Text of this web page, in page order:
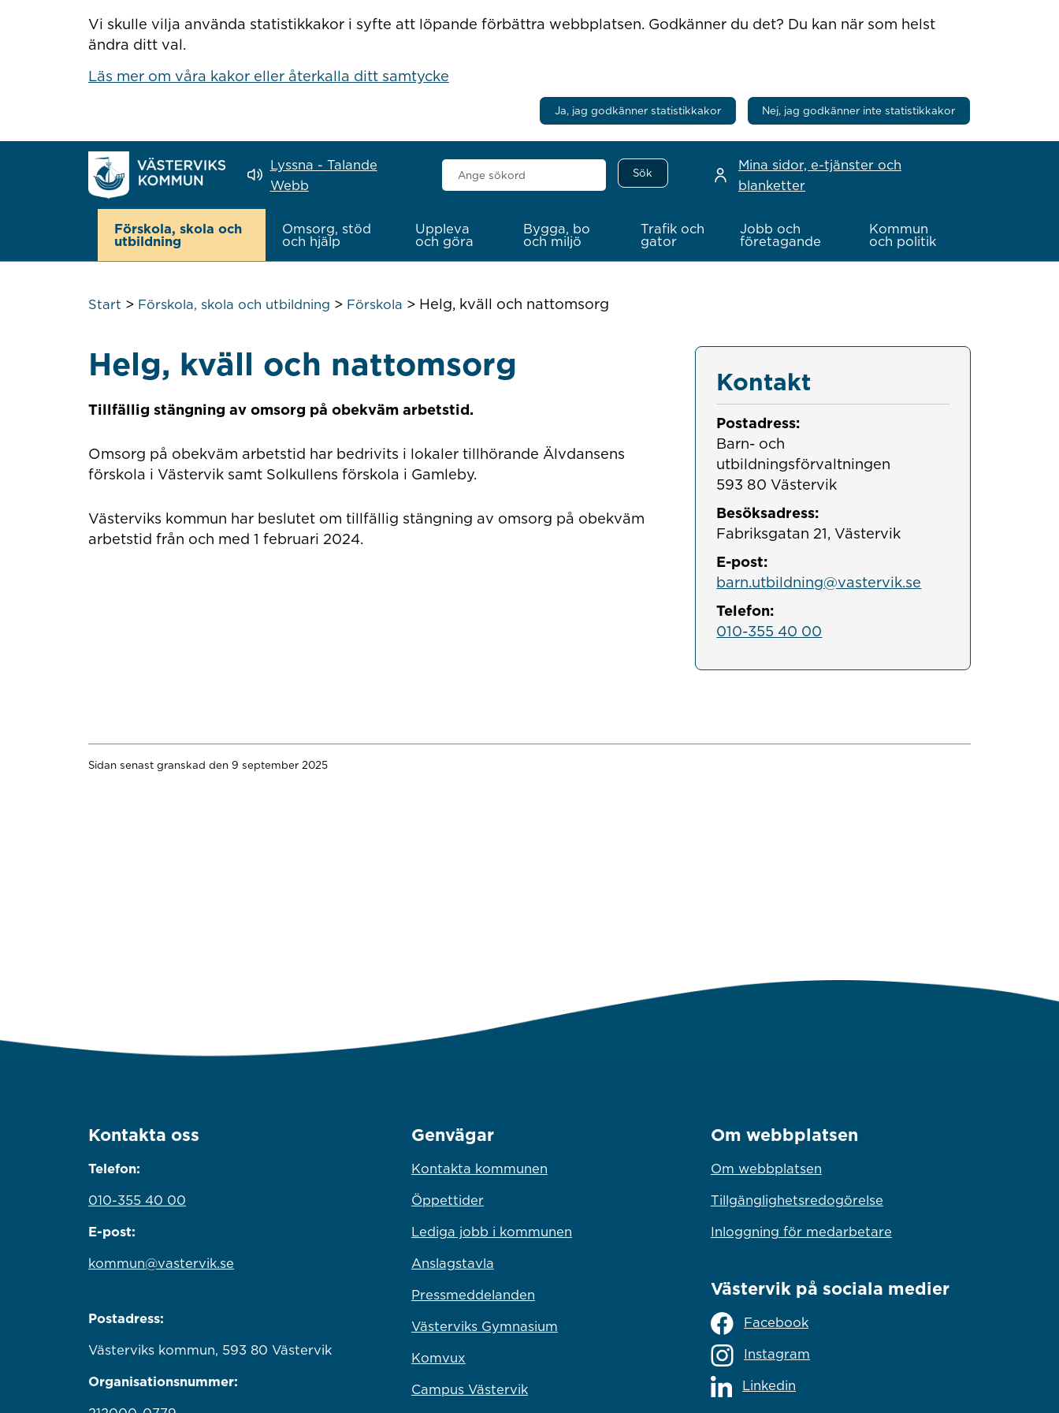
Vi skulle vilja använda statistikkakor i syfte att löpande förbättra webbplatsen. Godkänner du det? Du kan när som helst
ändra ditt val.
Läs mer om våra kakor eller återkalla ditt samtycke
Ja, jag godkänner statistikkakor Nej, jag godkänner inte statistikkakor
Lyssna - Talande
Webb
Sök
här
Mina sidor, e-tjänster och
blanketter
Förskola, skola och
utbildning
Omsorg, stöd
och hjälp
Uppleva
och göra
Bygga, bo
och miljö
Trafik och
gator
Jobb och
företagande
Kommun
och politik
Start > Förskola, skola och utbildning > Förskola > Helg, kväll och nattomsorg
Helg, kväll och nattomsorg
Tillfällig stängning av omsorg på obekväm arbetstid.
Omsorg på obekväm arbetstid har bedrivits i lokaler tillhörande Älvdansens
förskola i Västervik samt Solkullens förskola i Gamleby.
Västerviks kommun har beslutet om tillfällig stängning av omsorg på obekväm
arbetstid från och med 1 februari 2024.
Kontakt
Postadress:
Barn- och
utbildningsförvaltningen
593 80 Västervik
Besöksadress:
Fabriksgatan 21, Västervik
E-post:
barn.utbildning@vastervik.se
Telefon:
010-355 40 00
Sidan senast granskad den 9 september 2025
Kontakta oss
Telefon:
010-355 40 00
E-post:
kommun@vastervik.se
Postadress:
Västerviks kommun, 593 80 Västervik
Organisationsnummer:
Genvägar
Kontakta kommunen
Öppettider
Lediga jobb i kommunen
Anslagstavla
Pressmeddelanden
Västerviks Gymnasium
Komvux
Campus Västervik
Om webbplatsen
Om webbplatsen
Tillgänglighetsredogörelse
Inloggning för medarbetare
Västervik på sociala medier
Facebook
Instagram
Linkedin